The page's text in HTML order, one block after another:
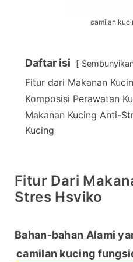
camilan
Daftar isi
Fitur dari Makanan
Komposisi Perawatan
Makanan Kucing Anti-
Kucing
Fitur Dari
Stres Hsviko
Bahan-bahan Alami
camilan kucing